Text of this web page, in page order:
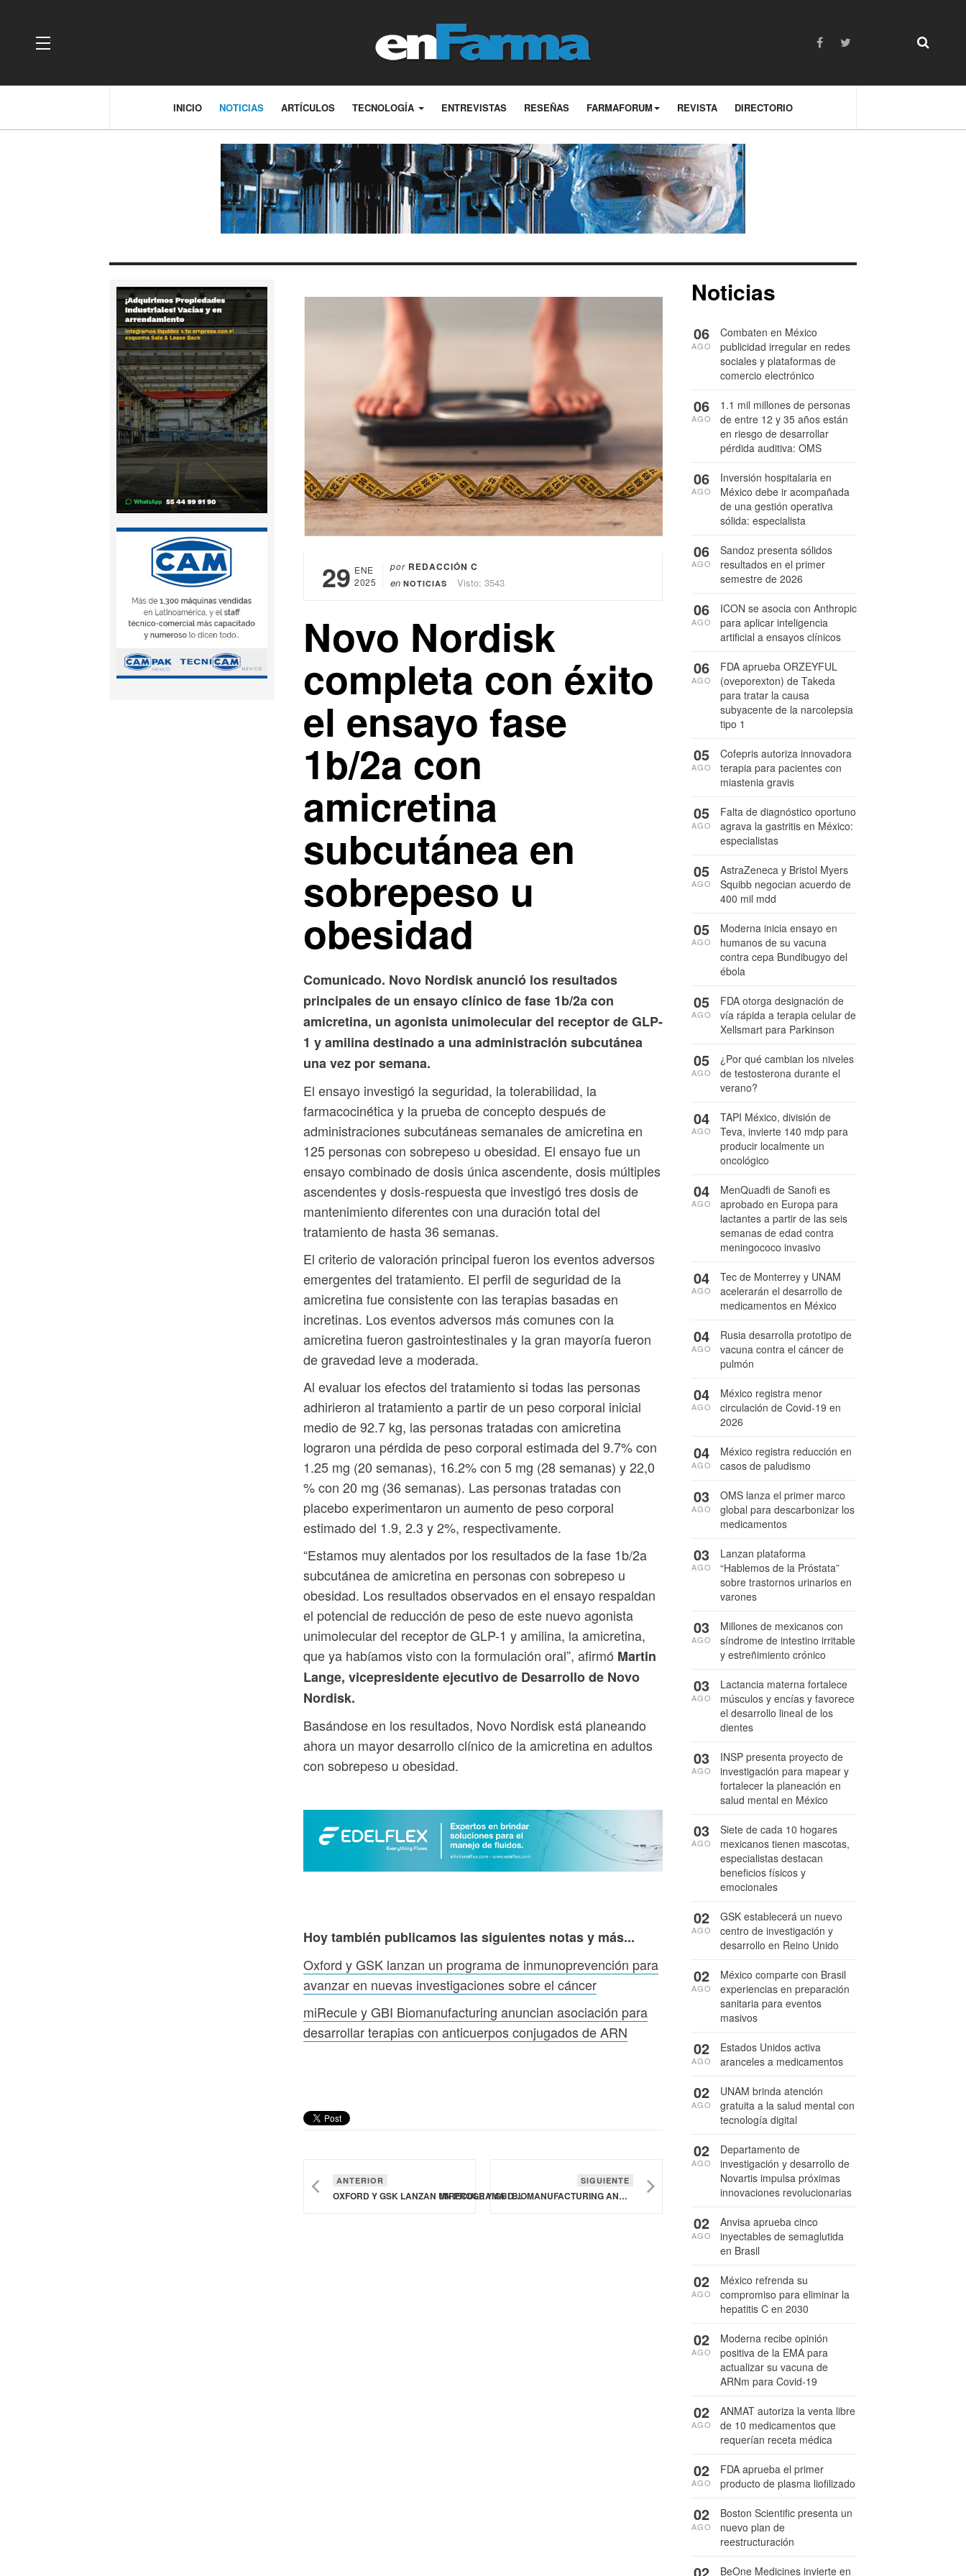
OFF CANVAS
INICIO NOTICIAS ARTÍCULOS TECNOLOGÍA ENTREVISTAS RESEÑAS FARMAFORUM REVISTA DIRECTORIO
29 ENE
2025
por REDACCIÓN C
en NOTICIAS Visto: 3543
Novo Nordisk
completa con éxito
el ensayo fase
1b/2a con
amicretina
subcutánea en
sobrepeso u
obesidad
Comunicado. Novo Nordisk anunció los resultados
principales de un ensayo clínico de fase 1b/2a con
amicretina, un agonista unimolecular del receptor de GLP-
1 y amilina destinado a una administración subcutánea
una vez por semana.
El ensayo investigó la seguridad, la tolerabilidad, la
farmacocinética y la prueba de concepto después de
administraciones subcutáneas semanales de amicretina en
125 personas con sobrepeso u obesidad. El ensayo fue un
ensayo combinado de dosis única ascendente, dosis múltiples
ascendentes y dosis-respuesta que investigó tres dosis de
mantenimiento diferentes con una duración total del
tratamiento de hasta 36 semanas.
El criterio de valoración principal fueron los eventos adversos
emergentes del tratamiento. El perfil de seguridad de la
amicretina fue consistente con las terapias basadas en
incretinas. Los eventos adversos más comunes con la
amicretina fueron gastrointestinales y la gran mayoría fueron
de gravedad leve a moderada.
Al evaluar los efectos del tratamiento si todas las personas
adhirieron al tratamiento a partir de un peso corporal inicial
medio de 92.7 kg, las personas tratadas con amicretina
lograron una pérdida de peso corporal estimada del 9.7% con
1.25 mg (20 semanas), 16.2% con 5 mg (28 semanas) y 22,0
% con 20 mg (36 semanas). Las personas tratadas con
placebo experimentaron un aumento de peso corporal
estimado del 1.9, 2.3 y 2%, respectivamente.
“Estamos muy alentados por los resultados de la fase 1b/2a
subcutánea de amicretina en personas con sobrepeso u
obesidad. Los resultados observados en el ensayo respaldan
el potencial de reducción de peso de este nuevo agonista
unimolecular del receptor de GLP-1 y amilina, la amicretina,
que ya habíamos visto con la formulación oral”, afirmó Martin
Lange, vicepresidente ejecutivo de Desarrollo de Novo
Nordisk.
Basándose en los resultados, Novo Nordisk está planeando
ahora un mayor desarrollo clínico de la amicretina en adultos
con sobrepeso u obesidad.
Hoy también publicamos las siguientes notas y más...
Oxford y GSK lanzan un programa de inmunoprevención para
avanzar en nuevas investigaciones sobre el cáncer
miRecule y GBI Biomanufacturing anuncian asociación para
desarrollar terapias con anticuerpos conjugados de ARN
ANTERIOR
OXFORD Y GSK LANZAN UN PROGRAMA DE INMUNOPREVENCIÓN PARA AVANZAR EN NUEVAS INVESTIGACIONES SOBRE EL CÁNCER
SIGUIENTE
MIRECULE Y GBI BIOMANUFACTURING ANUNCIAN ASOCIACIÓN PARA DESARROLLAR TERAPIAS CON ANTICUERPOS CONJUGADOS DE ARN
Noticias
Combaten en México
publicidad irregular en redes
sociales y plataformas de
comercio electrónico
06
AGO
1.1 mil millones de personas
de entre 12 y 35 años están
en riesgo de desarrollar
pérdida auditiva: OMS
06
AGO
Inversión hospitalaria en
México debe ir acompañada
de una gestión operativa
sólida: especialista
06
AGO
Sandoz presenta sólidos
resultados en el primer
semestre de 2026
06
AGO
ICON se asocia con Anthropic
para aplicar inteligencia
artificial a ensayos clínicos
06
AGO
FDA aprueba ORZEYFUL
(oveporexton) de Takeda
para tratar la causa
subyacente de la narcolepsia
tipo 1
06
AGO
Cofepris autoriza innovadora
terapia para pacientes con
miastenia gravis
05
AGO
Falta de diagnóstico oportuno
agrava la gastritis en México:
especialistas
05
AGO
AstraZeneca y Bristol Myers
Squibb negocian acuerdo de
400 mil mdd
05
AGO
Moderna inicia ensayo en
humanos de su vacuna
contra cepa Bundibugyo del
ébola
05
AGO
FDA otorga designación de
vía rápida a terapia celular de
Xellsmart para Parkinson
05
AGO
¿Por qué cambian los niveles
de testosterona durante el
verano?
05
AGO
TAPI México, división de
Teva, invierte 140 mdp para
producir localmente un
oncológico
04
AGO
MenQuadfi de Sanofi es
aprobado en Europa para
lactantes a partir de las seis
semanas de edad contra
meningococo invasivo
04
AGO
Tec de Monterrey y UNAM
acelerarán el desarrollo de
medicamentos en México
04
AGO
Rusia desarrolla prototipo de
vacuna contra el cáncer de
pulmón
04
AGO
México registra menor
circulación de Covid-19 en
2026
04
AGO
México registra reducción en
casos de paludismo
04
AGO
OMS lanza el primer marco
global para descarbonizar los
medicamentos
03
AGO
Lanzan plataforma
“Hablemos de la Próstata”
sobre trastornos urinarios en
varones
03
AGO
Millones de mexicanos con
síndrome de intestino irritable
y estreñimiento crónico
03
AGO
Lactancia materna fortalece
músculos y encías y favorece
el desarrollo lineal de los
dientes
03
AGO
INSP presenta proyecto de
investigación para mapear y
fortalecer la planeación en
salud mental en México
03
AGO
Siete de cada 10 hogares
mexicanos tienen mascotas,
especialistas destacan
beneficios físicos y
emocionales
03
AGO
GSK establecerá un nuevo
centro de investigación y
desarrollo en Reino Unido
02
AGO
México comparte con Brasil
experiencias en preparación
sanitaria para eventos
masivos
02
AGO
Estados Unidos activa
aranceles a medicamentos
02
AGO
UNAM brinda atención
gratuita a la salud mental con
tecnología digital
02
AGO
Departamento de
investigación y desarrollo de
Novartis impulsa próximas
innovaciones revolucionarias
02
AGO
Anvisa aprueba cinco
inyectables de semaglutida
en Brasil
02
AGO
México refrenda su
compromiso para eliminar la
hepatitis C en 2030
02
AGO
Moderna recibe opinión
positiva de la EMA para
actualizar su vacuna de
ARNm para Covid-19
02
AGO
ANMAT autoriza la venta libre
de 10 medicamentos que
requerían receta médica
02
AGO
FDA aprueba el primer
producto de plasma liofilizado
02
AGO
Boston Scientific presenta un
nuevo plan de
reestructuración
02
AGO
BeOne Medicines invierte en